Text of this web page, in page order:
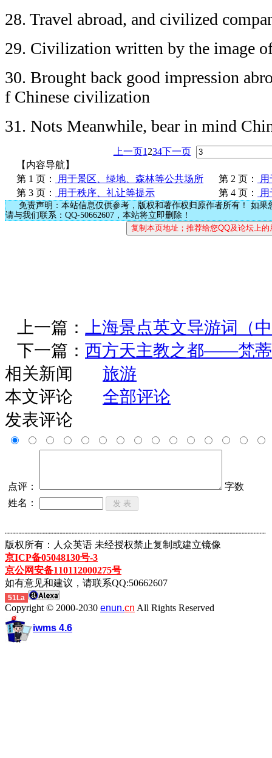
28. Travel abroad, and civilized
29. Civilization written by the image
30. Brought back good impression
f Chinese civilization
31. Nots Meanwhile, bear in mind
上一页1 234下一页
【内容导航】
第 1 页：
用于景区、绿地、森林等公共场所 第 2 页：
第 3 页：
用于秩序、礼让等提示 第 4 页：
免责声明：本站信息仅供参考，版权和著作权归原作者所有！ 如果
请与我们联系：QQ-50662607，本站将立即删除！
上一篇：
上海景点英文导游词（
下一篇： 西方天主教之都——梵蒂
相关新闻
旅游
本文评论
全部评论
发表评论
点评：
字数
姓名：
┈┈┈┈┈┈┈┈┈┈┈┈┈┈┈┈┈┈┈┈┈┈┈┈┈┈┈┈┈┈┈┈┈┈┈┈┈┈┈┈┈┈┈
版权所有：人众英语 未经授权禁止复制或建立镜像
京ICP备05048130号-3
京公网安备110112000275号
如有意见和建议，请联系QQ:50662607
51La
Copyright © 2000-2030 enun.cn All Rights Reserved
iwms 4.6